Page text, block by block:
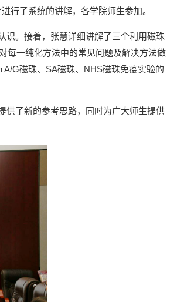
行了系统的讲解，各学院师生参加。
识。接着，张慧详细讲解了三个利用磁珠
每一纯化方法中的常见问题及解决方法做
G磁珠、SA磁珠、NHS磁珠免疫实验的
供了新的参考思路，同时为广大师生提供